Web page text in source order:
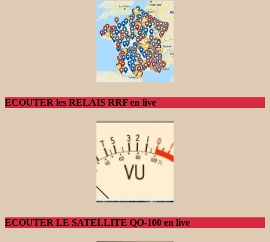
ECOUTER les RELAIS RRF en live
ECOUTER LE SATELLITE QO-100 en live